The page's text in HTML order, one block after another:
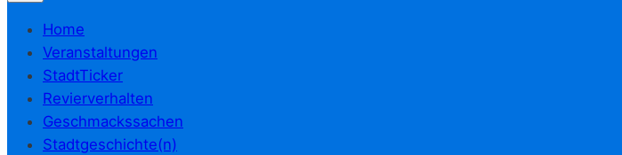
Home
Veranstaltungen
StadtTicker
Revierverhalten
Geschmackssachen
Stadtgeschichte(n)